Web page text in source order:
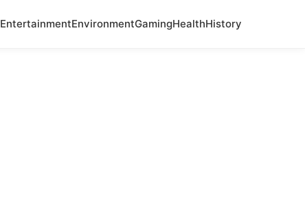
EntertainmentEnvironmentGamingHealthHistory